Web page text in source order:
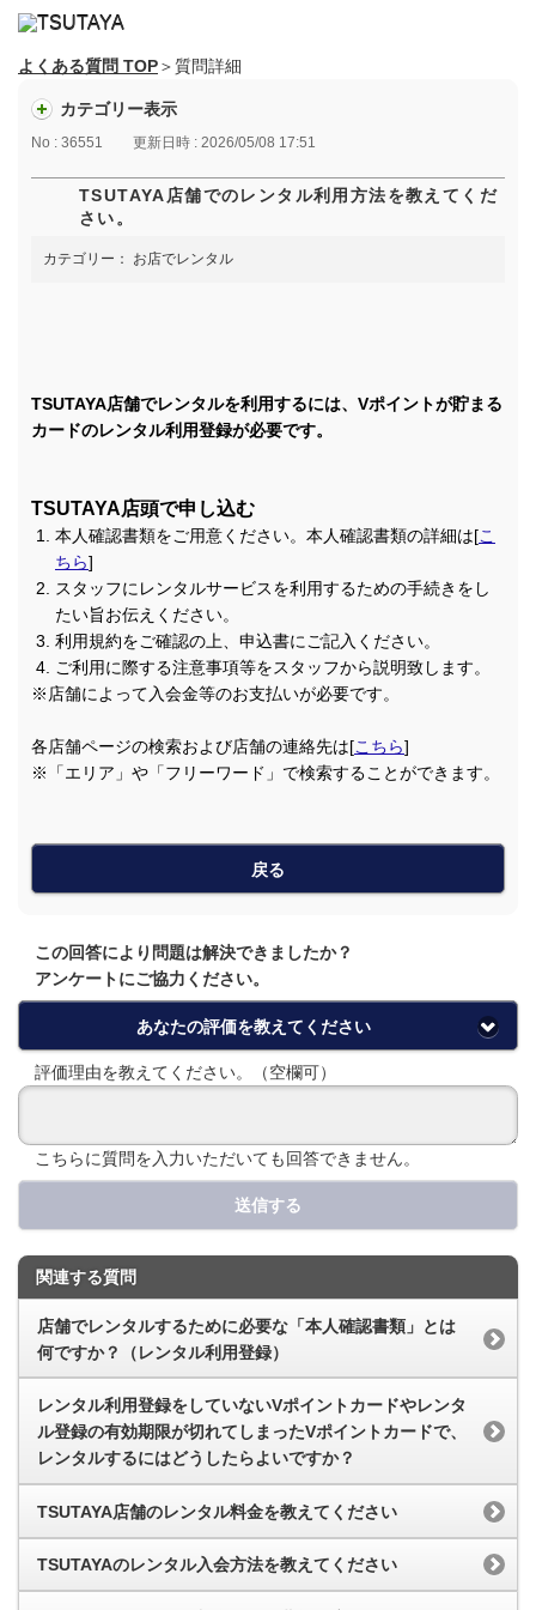
よくある質問 TOP＞質問詳細
カテゴリー表示
No : 36551 更新日時 : 2026/05/08 17:51
TSUTAYA店舗でのレンタル利用方法を教えてくだ
さい。
カテゴリー： お店でレンタル
TSUTAYA店舗でレンタルを利用するには、Vポイントが貯まる
カードのレンタル利用登録が必要です。
TSUTAYA店頭で申し込む
本人確認書類をご用意ください。本人確認書類の詳細は[こ
ちら]
スタッフにレンタルサービスを利用するための手続きをし
たい旨お伝えください。
利用規約をご確認の上、申込書にご記入ください。
ご利用に際する注意事項等をスタッフから説明致します。
※店舗によって入会金等のお支払いが必要です。
各店舗ページの検索および店舗の連絡先は[こちら]
※「エリア」や「フリーワード」で検索することができます。
戻る
この回答により問題は解決できましたか？
アンケートにご協力ください。
あなたの評価を教えてください
評価理由を教えてください。（空欄可）
こちらに質問を入力いただいても回答できません。
送信する
関連する質問
店舗でレンタルするために必要な「本人確認書類」とは
何ですか？（レンタル利用登録）
レンタル利用登録をしていないVポイントカードやレンタ
ル登録の有効期限が切れてしまったVポイントカードで、
レンタルするにはどうしたらよいですか？
TSUTAYA店舗のレンタル料金を教えてください
TSUTAYAのレンタル入会方法を教えてください